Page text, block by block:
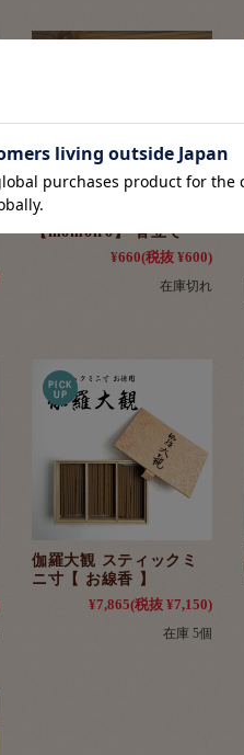
【momoiro】 香立て
¥660(税抜 ¥600)
在庫切れ
伽羅大観 スティックミ
ニ寸【 お線香 】
¥7,865(税抜 ¥7,150)
在庫 5個